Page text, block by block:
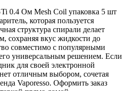
0.4 Ом Mesh Coil упаковка 5 шт
которая пользуется
структура спирали делает
сохраняя вкус жидкости до
совместимо с популярными
универсальным решением. Если
для своей электронной
отличным выбором, сочетая
Vaporesso. Оформить заказ